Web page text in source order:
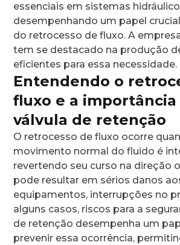
essenciais em sistemas
desempenhando um papel
do retrocesso de fluxo. A
tem se destacado na produção
eficientes para essa necessidade.
Entendendo o
fluxo e a importância
válvula de retenção
O retrocesso de fluxo ocorre
movimento normal do fluido é
revertendo seu curso na direção
pode resultar em sérios danos
equipamentos, interrupções no
alguns casos, riscos para a
de retenção desempenha um
prevenir essa ocorrência,